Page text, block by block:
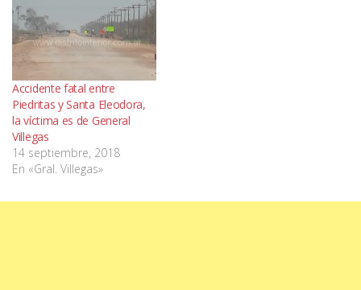
Accidente fatal entre
Piedritas y Santa Eleodora,
la víctima es de General
Villegas
14 septiembre, 2018
En «Gral. Villegas»